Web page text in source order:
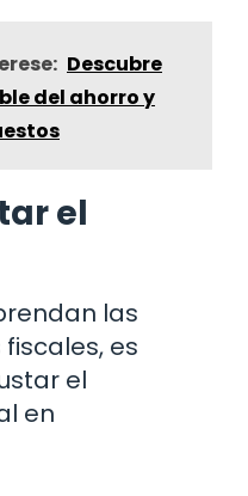
Descubre
del ahorro y
el
las
es
el
en